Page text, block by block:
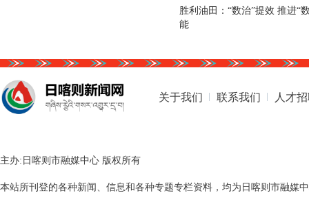
胜利油田：“数治”提效 推进“
能
关于我们 联系我们 人才
主办:日喀则市融媒中心 版权所有
本站所刊登的各种新闻、信息和各种专题专栏资料，均为日喀则市融媒